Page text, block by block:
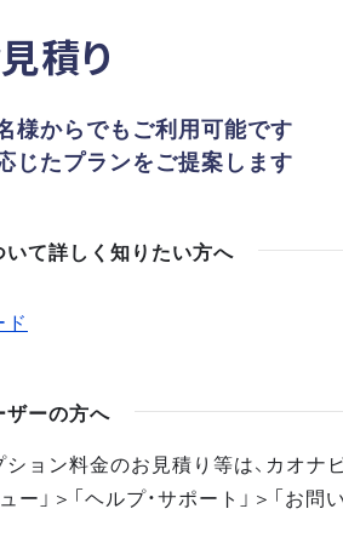
積り
様からでもご利用可能です
じたプランをご提案します
て詳しく知りたい方へ
ザーの方へ
ョン料金のお見積り等は、カオナ
ー」＞「ヘルプ・サポート」＞「お問